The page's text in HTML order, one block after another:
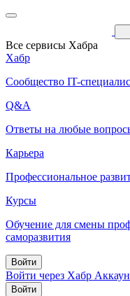
Все сервисы Хабра
Хабр
Сообщество IT-
Q&A
Ответы на любые
Карьера
Профессиональное
Курсы
Обучение для смены
саморазвития
Войти
Войти через Хабр
Войти